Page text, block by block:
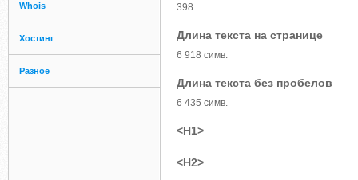
Whois
Хостинг
Разное
398
Длина текста на странице
6 918 симв.
Длина текста без пробелов
6 435 симв.
<H1>
<H2>